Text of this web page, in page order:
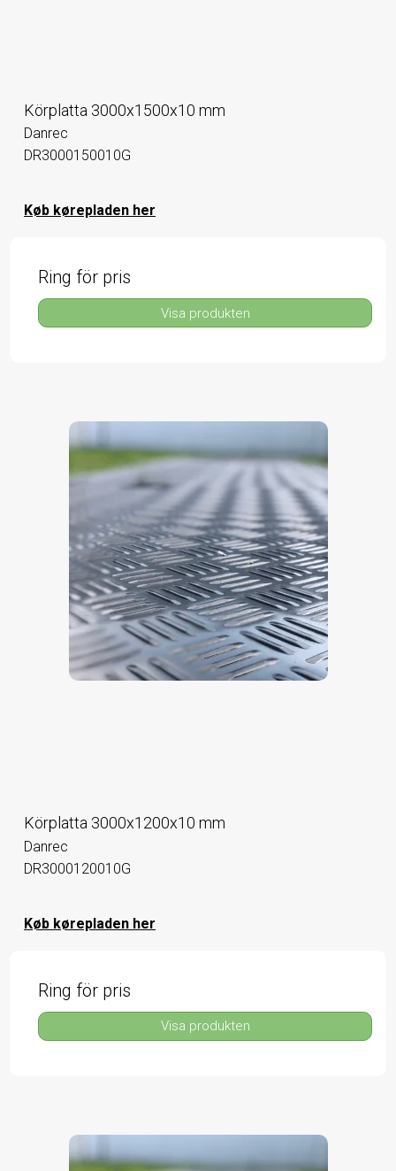
Körplatta 3000x1500x10 mm
Danrec
DR3000150010G
Køb kørepladen her
Ring för pris
Visa produkten
Körplatta 3000x1200x10 mm
Danrec
DR3000120010G
Køb kørepladen her
Ring för pris
Visa produkten